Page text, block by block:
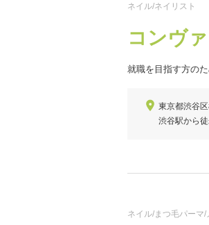
ネイル/ネイリスト
コンヴ
就職を目指す方の
東京都渋谷
渋谷駅から
ネイル/まつ毛パーマ/